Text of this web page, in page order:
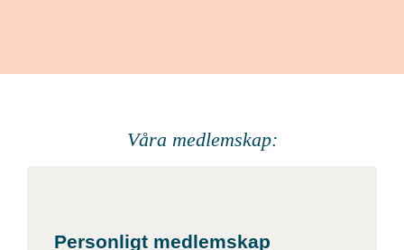
Våra medlemskap:
Personligt medlemskap